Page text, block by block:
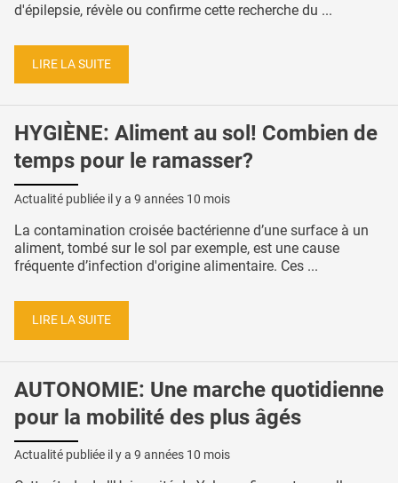
d'épilepsie, révèle ou confirme cette recherche du ...
LIRE LA SUITE
HYGIÈNE: Aliment au sol! Combien de
temps pour le ramasser?
Actualité publiée il y a 9 années 10 mois
La contamination croisée bactérienne d’une surface à un
aliment, tombé sur le sol par exemple, est une cause
fréquente d’infection d'origine alimentaire. Ces ...
LIRE LA SUITE
AUTONOMIE: Une marche quotidienne
pour la mobilité des plus âgés
Actualité publiée il y a 9 années 10 mois